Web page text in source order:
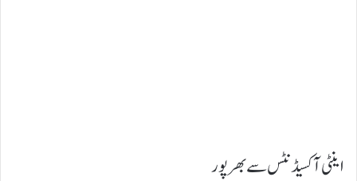
اینٹی آکسیڈنٹس سے بھرپور